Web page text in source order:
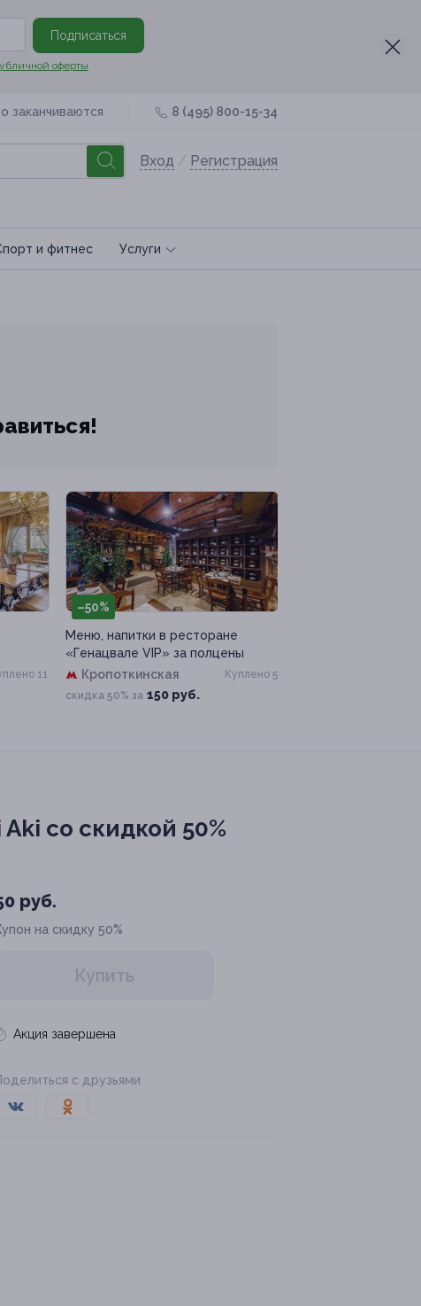
Подписаться
оферты
заканчиваются 8 (495) 800-15-34
Вход / Регистрация
и фитнес Услуги
11
–50%
Меню, напитки в ресторане
«Генацвале VIP» за полцены
Кропоткинская
скидка 50% за 150 руб.
Куплено 5
со скидкой 50%
руб.
на скидку 50%
Купить
Акция завершена
с друзьями